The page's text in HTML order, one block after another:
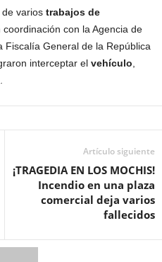
varios trabajos de
coordinación con la Agencia de
Fiscalía General de la República
interceptar el vehículo
Artículo siguiente
¡TRAGEDIA EN LOS MOCHIS!
Incendio en una plaza
comercial deja varios
fallecidos